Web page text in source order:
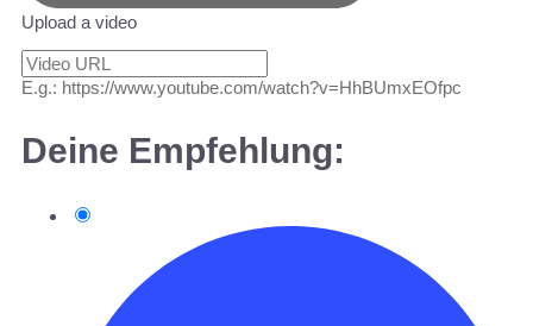
Upload a video
E.g.: https://www.youtube.com/watch?v=HhBUmxEOfpc
Deine Empfehlung: